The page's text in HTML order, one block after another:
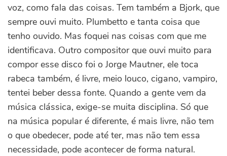
voz, como fala das coisas. Tem também a Bjork, que
sempre ouvi muito. Plumbetto e tanta coisa que
tenho ouvido. Mas foquei nas coisas com que me
identificava. Outro compositor que ouvi muito para
compor esse disco foi o Jorge Mautner, ele toca
rabeca também, é livre, meio louco, cigano, vampiro,
tentei beber dessa fonte. Quando a gente vem da
música clássica, exige-se muita disciplina. Só que
na música popular é diferente, é mais livre, não tem
o que obedecer, pode até ter, mas não tem essa
necessidade, pode acontecer de forma natural.